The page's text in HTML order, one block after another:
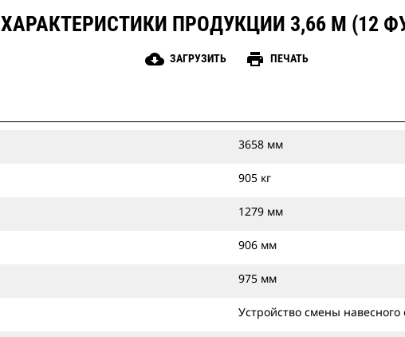
ХАРАКТЕРИСТИКИ ПРОДУКЦИИ 3,66 М (12
cloud_download ЗАГРУЗИТЬ print ПЕЧАТЬ
3658 мм
905 кг
1279 мм
906 мм
975 мм
Устройство смены